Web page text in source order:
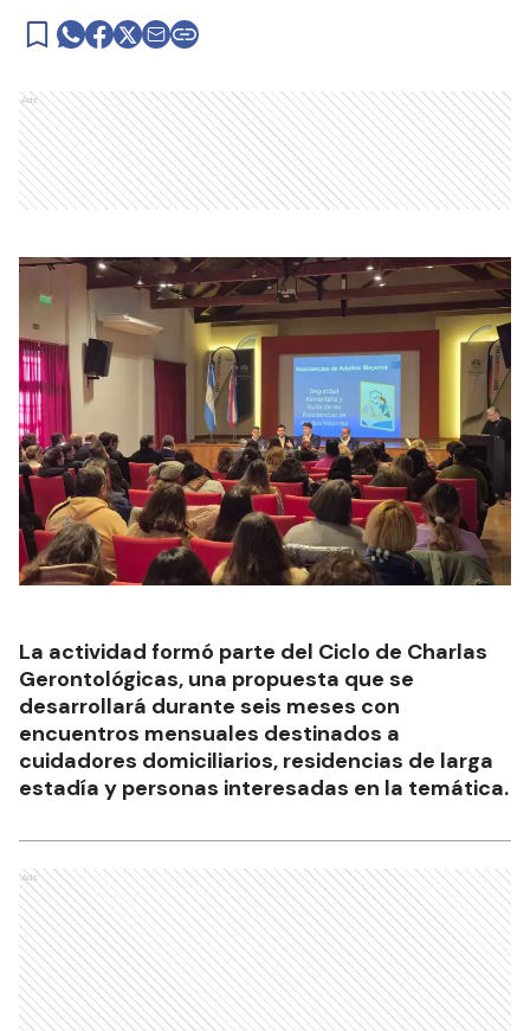
Ads
La actividad formó parte del Ciclo de Charlas
Gerontológicas, una propuesta que se
desarrollará durante seis meses con
encuentros mensuales destinados a
cuidadores domiciliarios, residencias de larga
estadía y personas interesadas en la temática.
Ads